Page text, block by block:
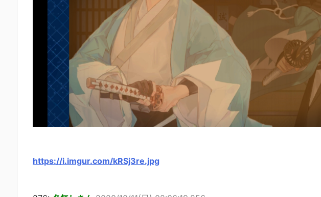
https://i.imgur.com/kRSj3re.jpg